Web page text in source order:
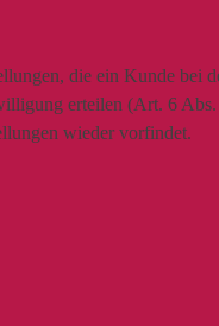
die ein Kunde bei
erteilen (Art. 6
wieder vorfindet.